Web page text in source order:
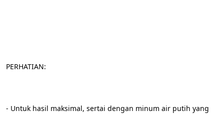
PERHATIAN:
- Untuk hasil maksimal, sertai dengan minum air putih yang